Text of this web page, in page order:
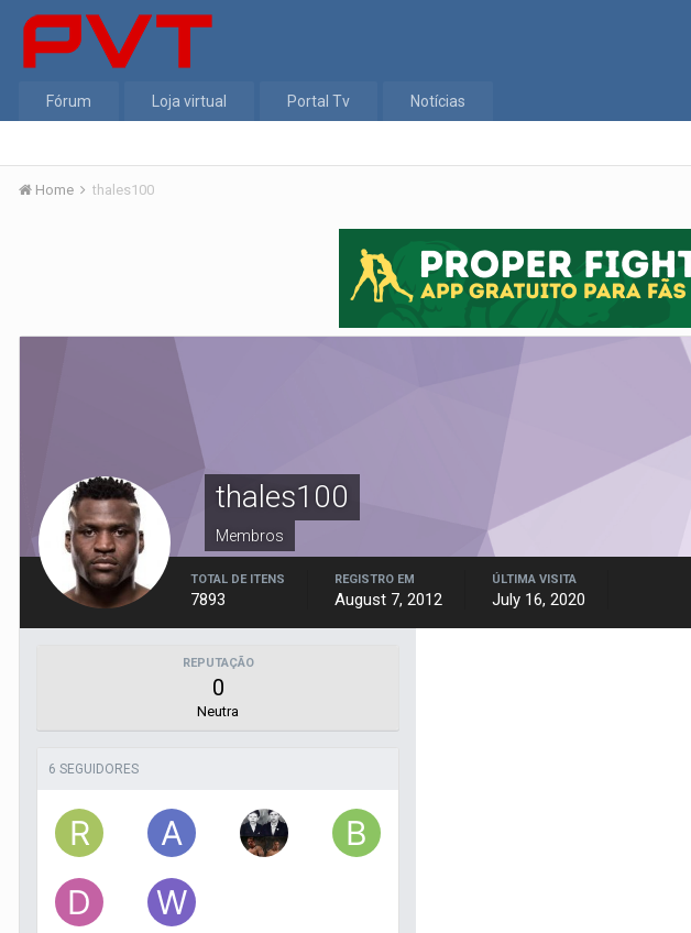
Fórum Loja virtual Portal Tv Notícias
Home thales100
thales100
Membros
TOTAL DE ITENS
7893
REGISTRO EM
August 7, 2012
ÚLTIMA VISITA
July 16, 2020
REPUTAÇÃO
0
Neutra
6 SEGUIDORES